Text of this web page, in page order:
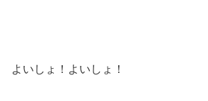
よいしょ！よいしょ！